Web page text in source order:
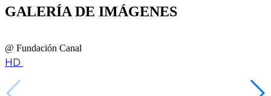
GALERÍA DE IMÁGENES
@ Fundación Canal
HD